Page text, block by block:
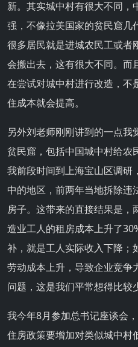
新。其实城中村有很大不同，
强，不像拉美国家的贫民窟几
很多居民就是进城农民工或者
会搬出去，这有很大不同。而
在尝试对城中村进行改造，不
住成本就会提高。
另外刘老师刚刚讲到的一点
贫民窟，包括中国城中村给农
我前段时间到上海宝山区调研
中的地区，前两年当地拆除违
房子。这带来的直接结果是
造业工人的租房成本上升了
补，就是工人实际收入下降；
劳动成本上升，导致企业竞争
问题，这是我们平常想得比较
我今年8月参加总书记座谈会
住房政策要增加对类似城中村